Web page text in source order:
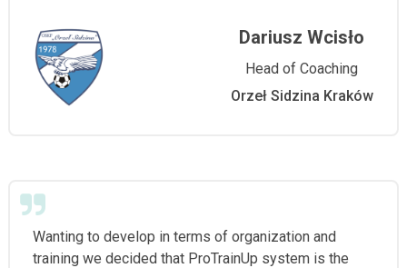
Dariusz Wcisło
Head of Coaching
Orzeł Sidzina Kraków
Wanting to develop in terms of organization and
training we decided that ProTrainUp system is the